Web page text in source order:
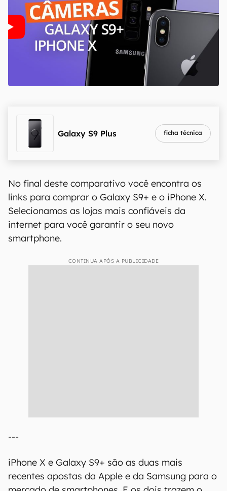
Galaxy S9 Plus ficha técnica
No final deste comparativo você encontra os
links para comprar o Galaxy S9+ e o iPhone X.
Selecionamos as lojas mais confiáveis da
internet para você garantir o seu novo
smartphone.
CONTINUA APÓS A PUBLICIDADE
---
iPhone X e Galaxy S9+ são as duas mais
recentes apostas da Apple e da Samsung para o